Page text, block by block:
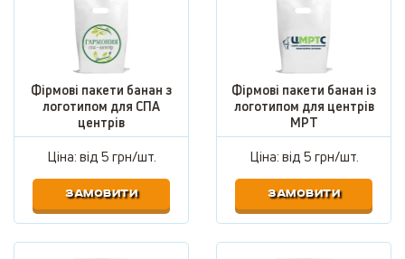
Фірмові пакети банан з
логотипом для СПА
центрів
Ціна: від5 грн/шт.
ЗАМОВИТИ
Фірмові пакети банан із
логотипом для центрів
МРТ
Ціна: від5 грн/шт.
ЗАМОВИТИ